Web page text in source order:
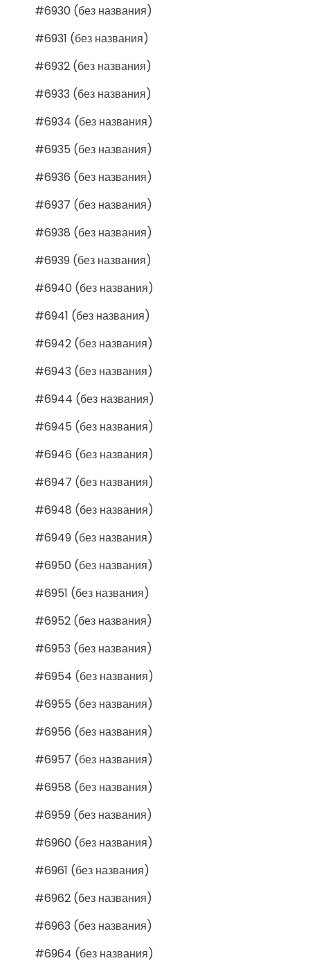
#6930 (без названия)
#6931 (без названия)
#6932 (без названия)
#6933 (без названия)
#6934 (без названия)
#6935 (без названия)
#6936 (без названия)
#6937 (без названия)
#6938 (без названия)
#6939 (без названия)
#6940 (без названия)
#6941 (без названия)
#6942 (без названия)
#6943 (без названия)
#6944 (без названия)
#6945 (без названия)
#6946 (без названия)
#6947 (без названия)
#6948 (без названия)
#6949 (без названия)
#6950 (без названия)
#6951 (без названия)
#6952 (без названия)
#6953 (без названия)
#6954 (без названия)
#6955 (без названия)
#6956 (без названия)
#6957 (без названия)
#6958 (без названия)
#6959 (без названия)
#6960 (без названия)
#6961 (без названия)
#6962 (без названия)
#6963 (без названия)
#6964 (без названия)